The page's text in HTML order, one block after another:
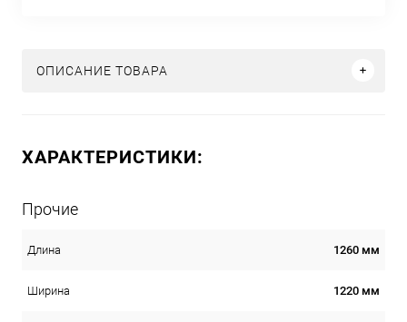
ОПИСАНИЕ ТОВАРА
ХАРАКТЕРИСТИКИ:
Прочие
Длина 1260 мм
Ширина 1220 мм